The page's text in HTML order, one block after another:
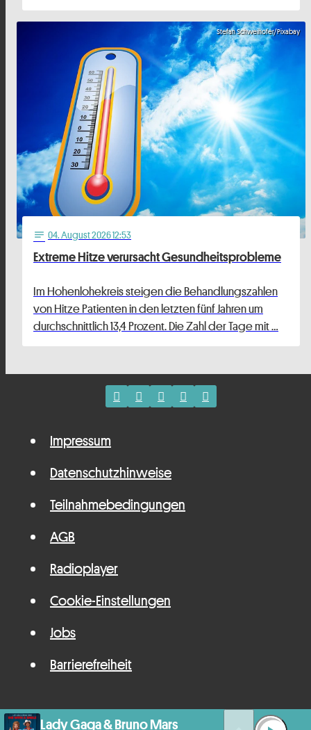
Stefan Schweihofer/Pixabay
notes 04. August 2026 12:53
Extreme Hitze verursacht Gesundheitsprobleme
Im Hohenlohekreis steigen die Behandlungszahlen
von Hitze Patienten in den letzten fünf Jahren um
durchschnittlich 13,4 Prozent. Die Zahl der Tage mit …
Impressum
Datenschutzhinweise
Teilnahmebedingungen
AGB
Radioplayer
Cookie-Einstellungen
Jobs
Barrierefreiheit
Lady Gaga & Bruno Mars